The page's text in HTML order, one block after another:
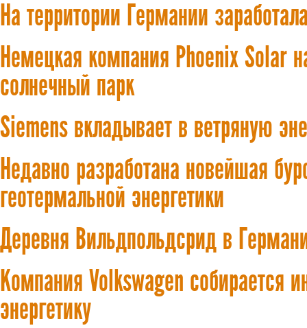
На территории Германии
Немецкая компания Phoenix Solar
солнечный парк
Siemens вкладывает в ветряную
Недавно разработана новейшая
геотермальной энергетики
Деревня Вильдпольдсрид в
Компания Volkswagen собирается
энергетику